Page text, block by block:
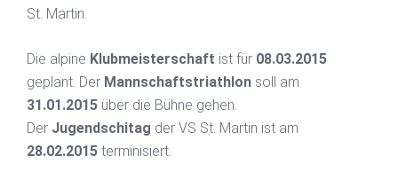
St. Martin.
Die alpine Klubmeisterschaft ist für 08.03.2015
geplant. Der Mannschaftstriathlon soll am
31.01.2015 über die Bühne gehen.
Der Jugendschitag der VS St. Martin ist am
28.02.2015 terminisiert.